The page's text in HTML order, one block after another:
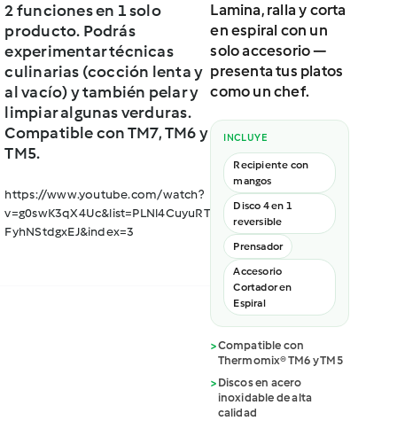
2 funciones en 1 solo
producto. Podrás
experimentar técnicas
culinarias (cocción lenta y
al vacío) y también pelar y
limpiar algunas verduras.
Compatible con TM7, TM6 y
TM5.
https://www.youtube.com/watch?
v=g0swK3qX4Uc&list=PLNl4CuyuRT4sWSi8jKr8J-
FyhNStdgxEJ&index=3
Lamina, ralla y corta
en espiral con un
solo accesorio —
presenta tus platos
como un chef.
INCLUYE
Recipiente con
mangos
Disco 4 en 1
reversible
Prensador
Accesorio
Cortador en
Espiral
>Compatible con
Thermomix® TM6 y TM5
> Discos en acero
inoxidable de alta
calidad